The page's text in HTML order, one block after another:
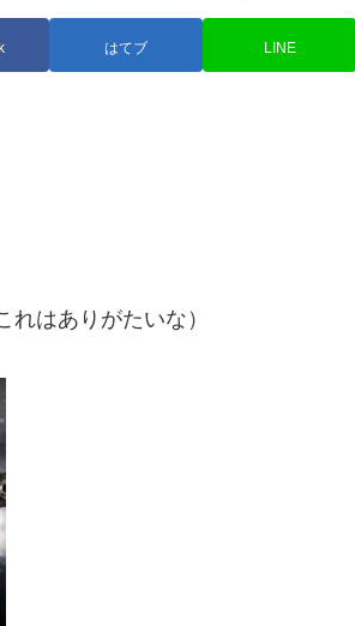
はてブ LINE
はありがたいな）